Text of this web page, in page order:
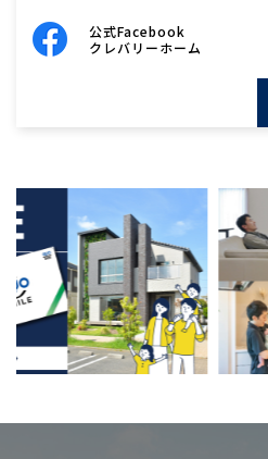
公式Facebook
クレバリーホーム